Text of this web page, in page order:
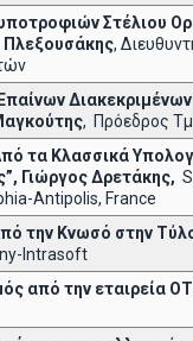
Στέλιου
Πλεξουσάκης,
, Πρόεδρος
τα Κλασσικά
Γιώργος Δρετάκης,
Antipolis, France
την Κνωσό στην
Intrasoft
από την εταιρεία